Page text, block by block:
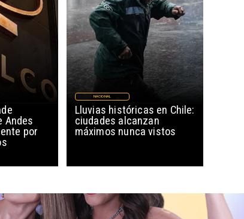
Andes
por
Lluvias históricas en Chile:
ciudades alcanzan
máximos nunca vistos
NACIONAL